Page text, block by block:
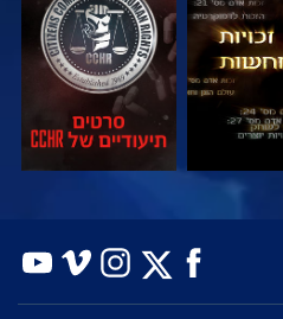
צפה צפה
בדוק את הסדרה